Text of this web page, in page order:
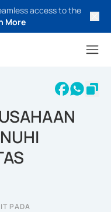
access to the
More
PADA